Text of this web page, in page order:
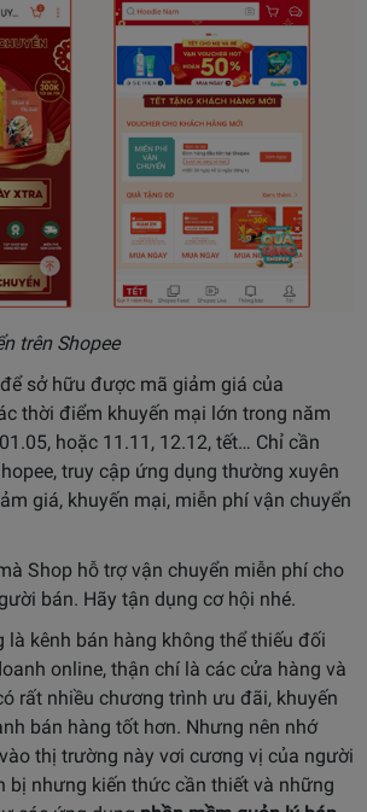
trên Shopee
sở hữu được mã giảm giá của
thời điểm khuyến mại lớn trong năm
hoặc 11.11, 12.12, tết… Chỉ cần
truy cập ứng dụng thường xuyên
giá, khuyến mại, miễn phí vận chuyển
Shop hỗ trợ vận chuyển miễn phí cho
bán. Hãy tận dụng cơ hội nhé.
là kênh bán hàng không thể thiếu đối
online, thận chí là các cửa hàng và
rất nhiều chương trình ưu đãi, khuyến
bán hàng tốt hơn. Nhưng nên nhớ
thị trường này vơi cương vị của người
bị nhưng kiến thức cần thiết và những